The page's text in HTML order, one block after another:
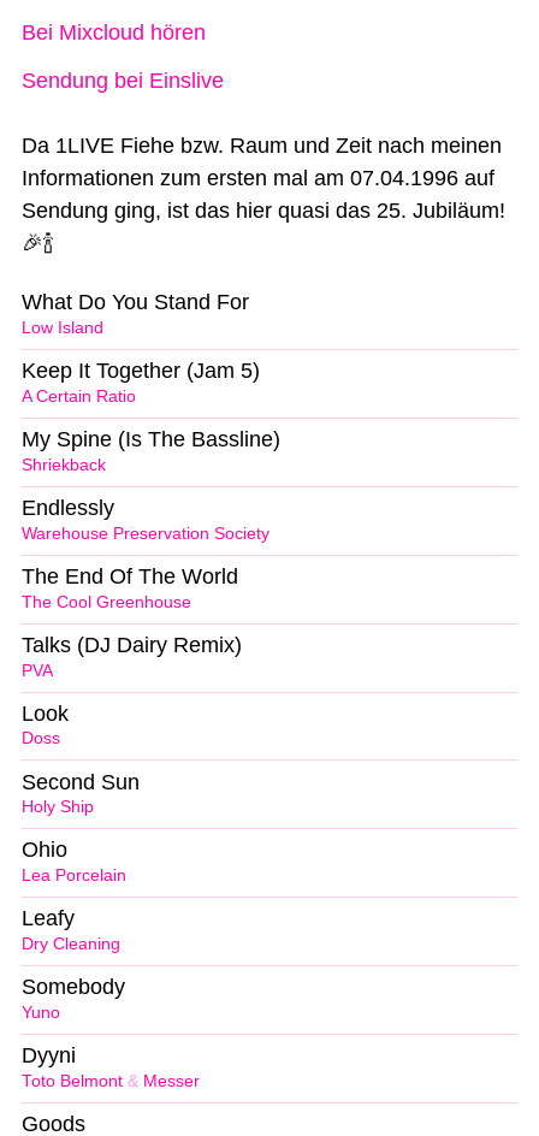
Bei Mixcloud hören
Sendung bei Einslive
Da 1LIVE Fiehe bzw. Raum und Zeit nach meinen
Informationen zum ersten mal am 07.04.1996 auf
Sendung ging, ist das hier quasi das 25. Jubiläum!
🎉🍾
Low Island
What Do You Stand For
A Certain Ratio
Keep It Together (Jam 5)
Shriekback
My Spine (Is The Bassline)
Warehouse Preservation Society
Endlessly
The Cool Greenhouse
The End Of The World
PVA
Talks (DJ Dairy Remix)
Doss
Look
Holy Ship
Second Sun
Lea Porcelain
Ohio
Dry Cleaning
Leafy
Yuno
Somebody
Toto Belmont & Messer
Dyyni
Goods